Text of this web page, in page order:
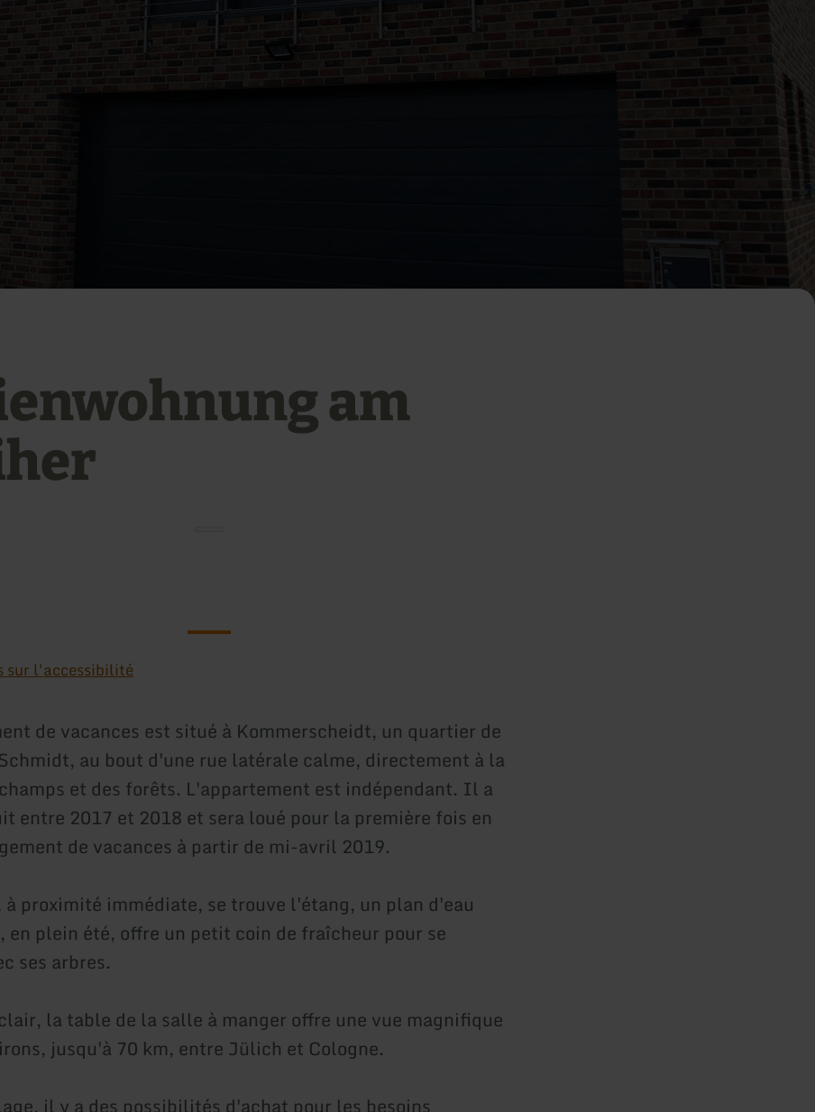
am
l'accessibilité
de vacances est situé à Kommerscheidt, un quartier de
au bout d'une rue latérale calme, directement à la
et des forêts. L'appartement est indépendant. Il a
entre 2017 et 2018 et sera loué pour la première fois en
de vacances à partir de mi-avril 2019.
à proximité immédiate, se trouve l'étang, un plan d'eau
en plein été, offre un petit coin de fraîcheur pour se
ses arbres.
la table de la salle à manger offre une vue magnifique
jusqu'à 70 km, entre Jülich et Cologne.